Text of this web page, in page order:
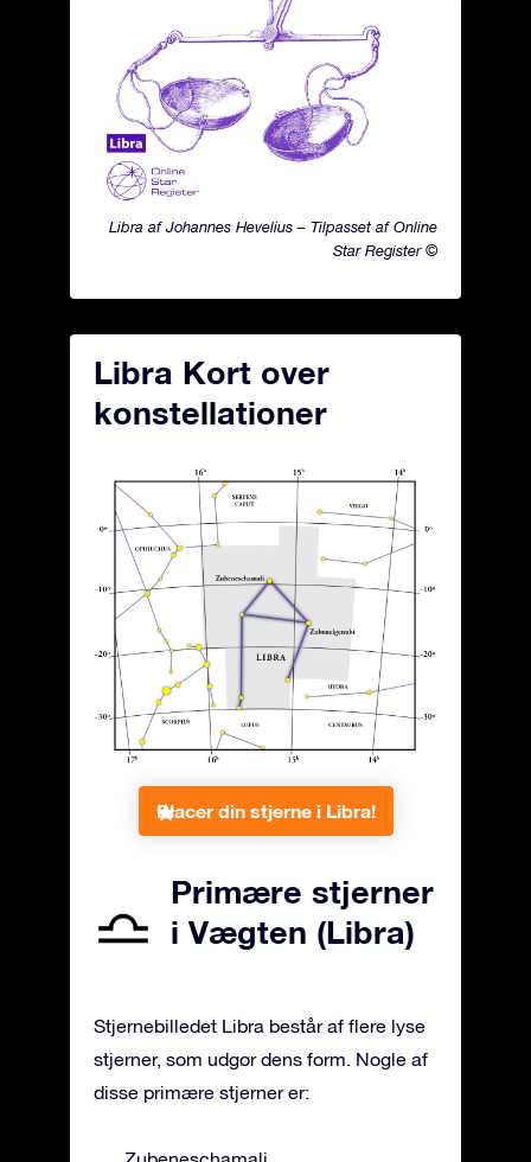
Libra af Johannes Hevelius – Tilpasset af Online
Star Register ©
Libra Kort over
konstellationer
Placer din stjerne i Libra!
Primære stjerner
i Vægten (Libra)
Stjernebilledet Libra består af flere lyse
stjerner, som udgør dens form. Nogle af
disse primære stjerner er: